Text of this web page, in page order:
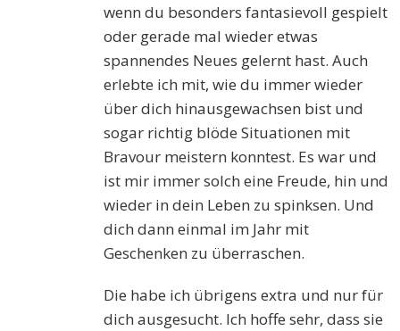
wenn du besonders fantasievoll gespielt
oder gerade mal wieder etwas
spannendes Neues gelernt hast. Auch
erlebte ich mit, wie du immer wieder
über dich hinausgewachsen bist und
sogar richtig blöde Situationen mit
Bravour meistern konntest. Es war und
ist mir immer solch eine Freude, hin und
wieder in dein Leben zu spinksen. Und
dich dann einmal im Jahr mit
Geschenken zu überraschen.
Die habe ich übrigens extra und nur für
dich ausgesucht. Ich hoffe sehr, dass sie